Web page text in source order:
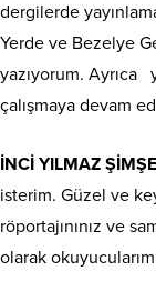
dergilerde
Yerde ve Bezelye
yazıyorum. Ayrıca
çalışmaya devam
İNCİ YILMAZ
isterim. Güzel ve
röportajınınız ve
olarak